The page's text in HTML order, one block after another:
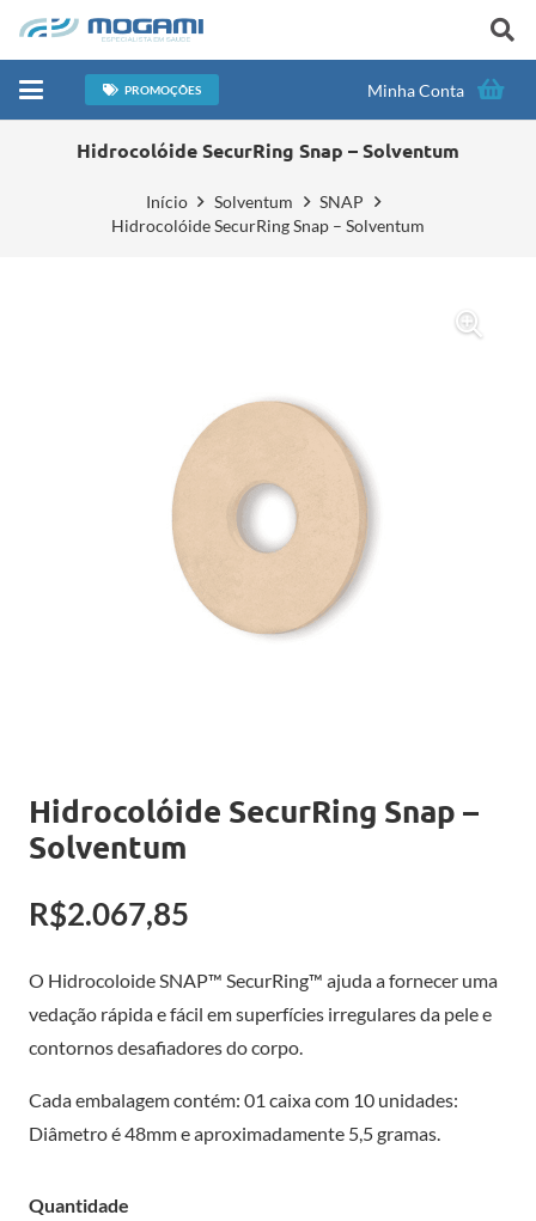
PROMOÇÕES Minha Conta
Hidrocolóide SecurRing Snap – Solventum
Início Solventum
SNAP
Hidrocolóide SecurRing Snap – Solventum
Hidrocolóide SecurRing Snap –
Solventum
R$2.067,85
O Hidrocoloide SNAP™ SecurRing™ ajuda a fornecer uma
vedação rápida e fácil em superfícies irregulares da pele e
contornos desafiadores do corpo.
Cada embalagem contém: 01 caixa com 10 unidades:
Diâmetro é 48mm e aproximadamente 5,5 gramas.
Quantidade